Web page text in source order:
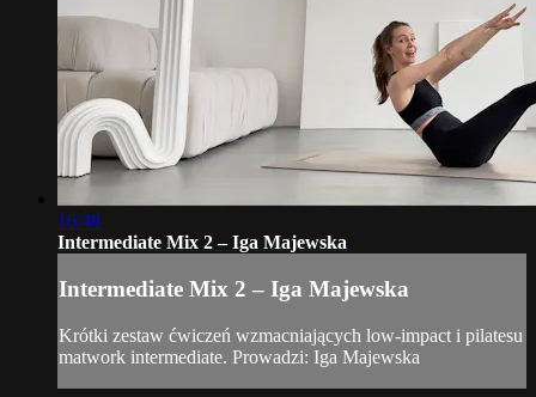
16:48
Intermediate Mix 2 – Iga Majewska
Intermediate Mix 2 – Iga Majewska
Krótki zestaw ćwiczeń wzmacniających low-impact i pilatesu
matwork intermediate. Prowadzi: Iga Majewska